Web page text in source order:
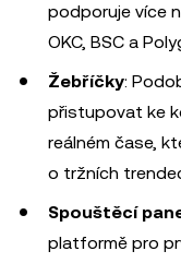
podporuje více
OKC, BSC a
Žebříčky:
přistupovat ke
reálném čase,
o tržních
Spouštěcí
platformě pro